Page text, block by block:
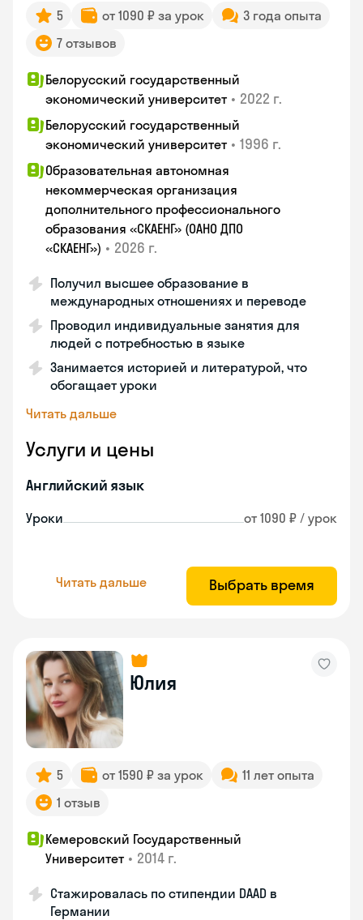
5 от 1090 ₽ за урок
3 года опыта
7 отзывов
Белорусский государственный
экономический университет • 2022 г.
Белорусский государственный
экономический университет • 1996 г.
Образовательная автономная
некоммерческая организация
дополнительного профессионального
образования «СКАЕНГ» (ОАНО ДПО
«СКАЕНГ») • 2026 г.
Получил высшее образование в
международных отношениях и переводе
Проводил индивидуальные занятия для
людей с потребностью в языке
Занимается историей и литературой, что
обогащает уроки
Читать дальше
Услуги и цены
Английский язык
Уроки от 1090 ₽ / урок
Читать дальше Выбрать время
Юлия
5 от 1590 ₽ за урок
11 лет опыта
1 отзыв
Кемеровский Государственный
Университет • 2014 г.
Стажировалась по стипендии DAAD в
Германии